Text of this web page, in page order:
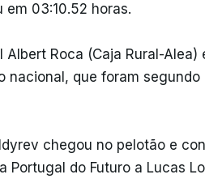
em 03:10.52 horas.
Roca (Caja Rural-Alea)
nacional, que foram segundo
chegou no pelotão e
Portugal do Futuro a Lucas